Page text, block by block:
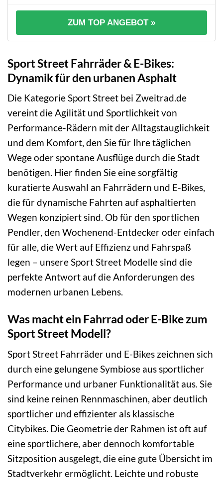
ZUM TOP ANGEBOT »
Sport Street Fahrräder & E-Bikes:
Dynamik für den urbanen Asphalt
Die Kategorie Sport Street bei Zweitrad.de
vereint die Agilität und Sportlichkeit von
Performance-Rädern mit der Alltagstauglichkeit
und dem Komfort, den Sie für Ihre täglichen
Wege oder spontane Ausflüge durch die Stadt
benötigen. Hier finden Sie eine sorgfältig
kuratierte Auswahl an Fahrrädern und E-Bikes,
die für dynamische Fahrten auf asphaltierten
Wegen konzipiert sind. Ob für den sportlichen
Pendler, den Wochenend-Entdecker oder einfach
für alle, die Wert auf Effizienz und Fahrspaß
legen – unsere Sport Street Modelle sind die
perfekte Antwort auf die Anforderungen des
modernen urbanen Lebens.
Was macht ein Fahrrad oder E-Bike zum
Sport Street Modell?
Sport Street Fahrräder und E-Bikes zeichnen sich
durch eine gelungene Symbiose aus sportlicher
Performance und urbaner Funktionalität aus. Sie
sind keine reinen Rennmaschinen, aber deutlich
sportlicher und effizienter als klassische
Citybikes. Die Geometrie der Rahmen ist oft auf
eine sportlichere, aber dennoch komfortable
Sitzposition ausgelegt, die eine gute Übersicht im
Stadtverkehr ermöglicht. Leichte und robuste